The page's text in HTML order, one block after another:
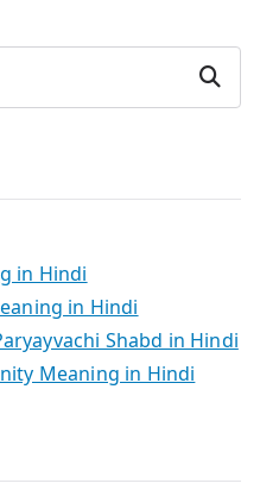
Search
in Hindi
in Hindi
Shabd in Hindi
Meaning in Hindi